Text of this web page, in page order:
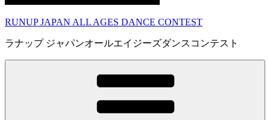
RUNUP JAPAN ALL AGES DANCE CONTEST
ラナップ ジャパンオールエイジーズダンスコンテスト